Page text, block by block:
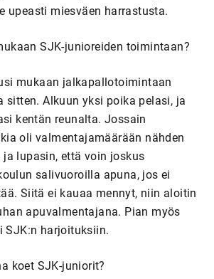
upeasti miesväen harrastusta.
SJK-junioreiden toimintaan?
mukaan jalkapallotoimintaan
sitten. Alkuun yksi poika pelasi, ja
kentän reunalta. Jossain
oli valmentajamäärään nähden
ja lupasin, että voin joskus
salivuoroilla apuna, jos ei
Siitä ei kauaa mennyt, niin aloitin
apuvalmentajana. Pian myös
SJK:n harjoituksiin.
koet SJK-juniorit?